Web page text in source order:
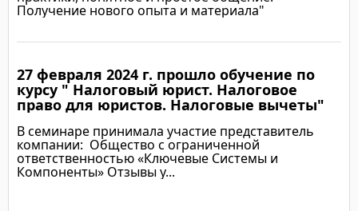
Получение нового опыта и материала"
Подробнее
27 февраля 2024 г. прошло обучение по
курсу " Налоговый юрист. Налоговое
право для юристов. Налоговые вычеты"
В семинаре принимала участие представитель
компании: Общество с ограниченной
ответственностью «Ключевые Системы и
Компоненты» Отзывы у...